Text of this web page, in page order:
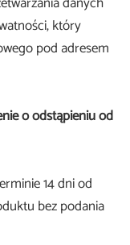
który
pod adresem
o odstąpieniu od
14 dni od
bez podania